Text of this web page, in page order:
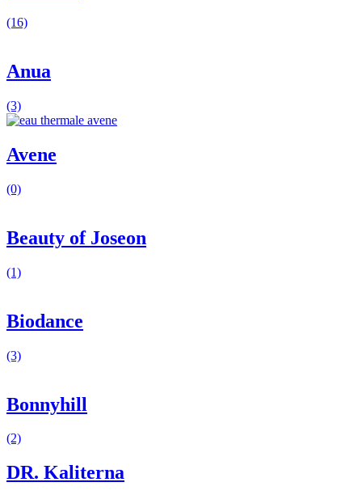
(16)
Anua
(3)
Avene
(0)
Beauty of Joseon
(1)
Biodance
(3)
Bonnyhill
(2)
DR. Kaliterna